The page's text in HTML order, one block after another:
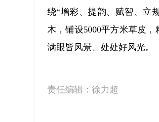
绕“增彩、提韵、赋智、立
木，铺设5000平方米草皮
满眼皆风景、处处好风光。
责任编辑： 徐力超